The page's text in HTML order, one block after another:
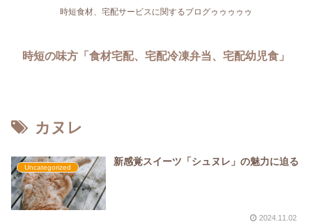
時短食材、宅配サービスに関するブログゥゥゥゥゥ
時短の味方「食材宅配、宅配冷凍弁当、宅配幼児食」
カヌレ
Uncategorized
新感覚スイーツ「シュヌレ」の魅力に迫る
2024.11.02